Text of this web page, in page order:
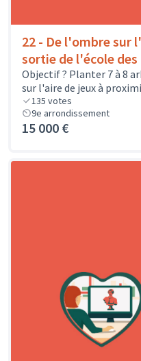
22 - De l'ombre sur
sortie de l'école des
Objectif ? Planter 7 à 8
sur l'aire de jeux à
135 votes
9e arrondissement
15 000 €